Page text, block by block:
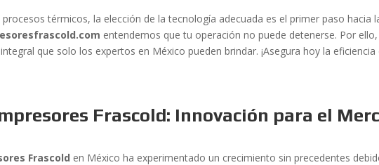
térmicos, la elección de la tecnología adecuada es el primer paso hacia
entendemos que tu operación no puede detenerse. Por
que solo los expertos en México pueden brindar. ¡Asegura hoy la eficiencia
Frascold: Innovación para el
Frascold en México ha experimentado un crecimiento sin precedentes